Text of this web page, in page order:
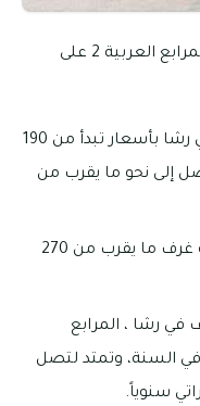
جاءت أسعار استئجار الفلل في رشا، المرابع العربية 2 على
يمكنك استئجار فيلا أربعة غرف في رشا بأسعار تبدأ من 190
إلى نحو ما يقرب من
تبلغ أسعار إيجارات الفلل الخمسة غرف ما يقرب من 270
الفلل المكونة من 6 غرف في رشا ، المرابع
إماراتي في السنة، وتمتد لتصل